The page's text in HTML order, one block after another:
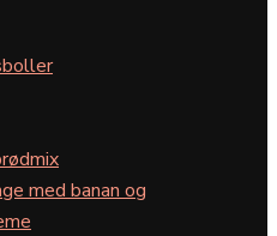
med banan og